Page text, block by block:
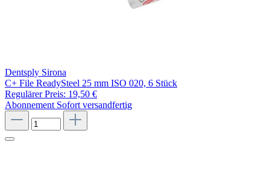
Dentsply Sirona
C+ File ReadySteel 25 mm ISO 020, 6 Stück
Regulärer Preis: 19,50 €
Abonnement Sofort versandfertig